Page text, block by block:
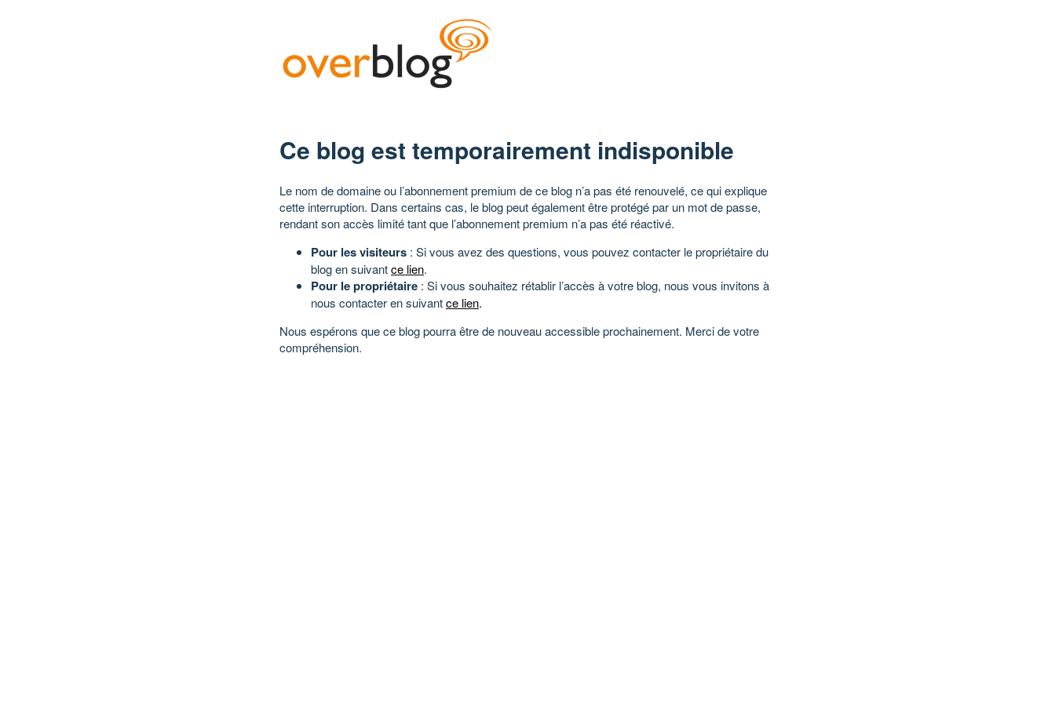
Ce blog est temporairement indisponible
Le nom de domaine ou l’abonnement premium de ce blog n’a pas été renouvelé, ce qui explique
cette interruption. Dans certains cas, le blog peut également être protégé par un mot de passe,
rendant son accès limité tant que l’abonnement premium n’a pas été réactivé.
Pour les visiteurs : Si vous avez des questions, vous pouvez contacter le propriétaire du
blog en suivantce lien.
Pour le propriétaire : Si vous souhaitez rétablir l’accès à votre blog, nous vous invitons à
nous contacter en suivantce lien.
Nous espérons que ce blog pourra être de nouveau accessible prochainement. Merci de votre
compréhension.